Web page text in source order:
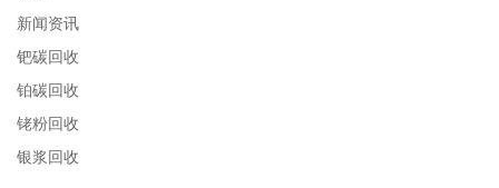
新闻资讯
钯碳回收
铂碳回收
铑粉回收
银浆回收